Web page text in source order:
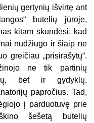
gertynių išvirtę ant
butelių jūroje,
kitam skundėsi, kad
nudžiugo ir šiaip ne
greičiau „prisirašytų“.
ne tik partinių
bet ir gydyklų,
papročius. Tad,
į parduotuvę prie
šešetą butelių